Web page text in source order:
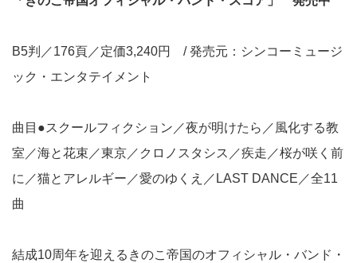
B5判／176頁／定価3,240円 / 発売元：シンコーミュージ
ック・エンタテイメント
曲目●スクールフィクション／夜が明けたら／風化する教
室／海と花束／東京／クロノスタシス／疾走／桜が咲く前
に／猫とアレルギー／愛のゆくえ／LAST DANCE／全11
曲
結成10周年を迎えるきのこ帝国のオフィシャル・バンド・